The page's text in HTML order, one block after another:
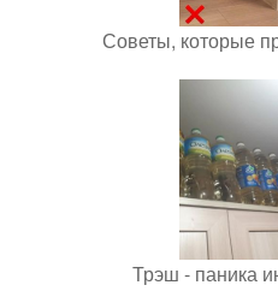
Советы, которые
Трэш - паника